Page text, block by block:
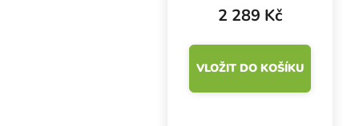
2 289 Kč
VLOŽIT DO KOŠÍKU